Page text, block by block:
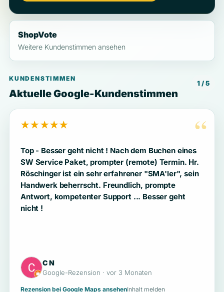
ShopVote
Weitere Kundenstimmen ansehen
KUNDENSTIMMEN
Aktuelle Google-Kundenstimmen
1 / 5
“
★★★★★
Top - Besser geht nicht ! Nach dem Buchen eines
SW Service Paket, prompter (remote) Termin. Hr.
Röschinger ist ein sehr erfahrener "SMA'ler", sein
Handwerk beherrscht. Freundlich, prompte
Antwort, kompetenter Support ... Besser geht
nicht !
C N
Google-Rezension · vor 3 Monaten
Rezension bei Google Maps ansehenInhalt melden